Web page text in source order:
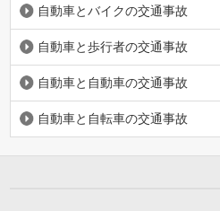
自動車とバイクの交通事故
自動車と歩行者の交通事故
自動車と自動車の交通事故
自動車と自転車の交通事故